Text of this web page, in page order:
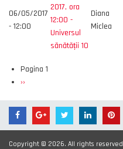
06/05/2017
- 12:00
2017, ora
12:00 -
Universul
sănătății 10
Diana
Miclea
Paginare
Pagina 1
Pagina
››
Copyright © 2026. All rights reserved